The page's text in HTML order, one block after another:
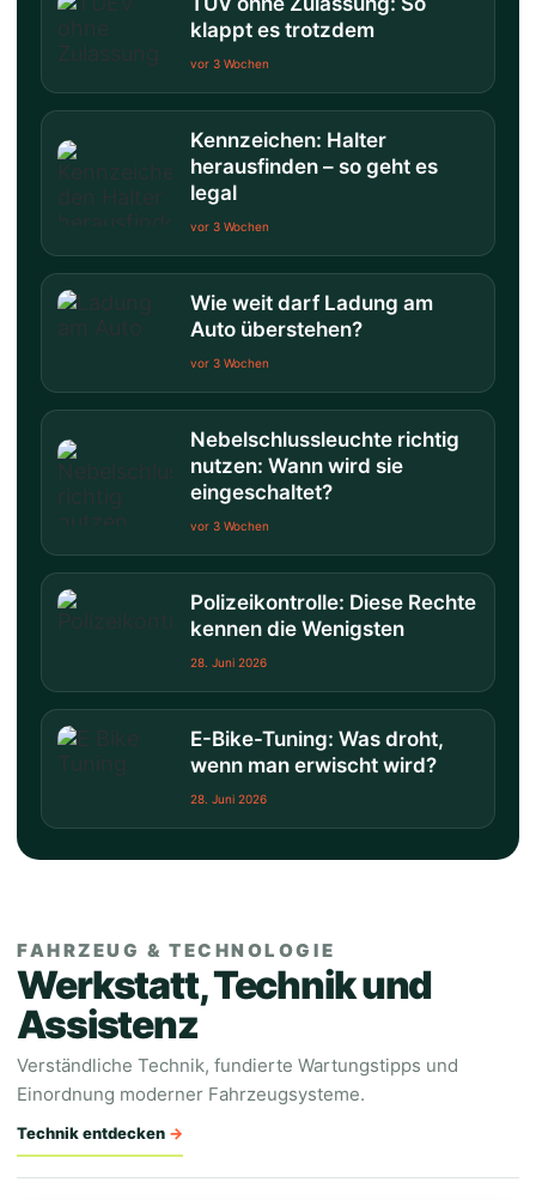
klappt es trotzdem
vor 3 Wochen
Kennzeichen: Halter
herausfinden – so geht es
legal
vor 3 Wochen
Wie weit darf Ladung am
Auto überstehen?
vor 3 Wochen
Nebelschlussleuchte richtig
nutzen: Wann wird sie
eingeschaltet?
vor 3 Wochen
Polizeikontrolle: Diese Rechte
kennen die Wenigsten
28. Juni 2026
E-Bike-Tuning: Was droht,
wenn man erwischt wird?
28. Juni 2026
FAHRZEUG & TECHNOLOGIE
Werkstatt, Technik und
Assistenz
Verständliche Technik, fundierte Wartungstipps und
Einordnung moderner Fahrzeugsysteme.
Technik entdecken